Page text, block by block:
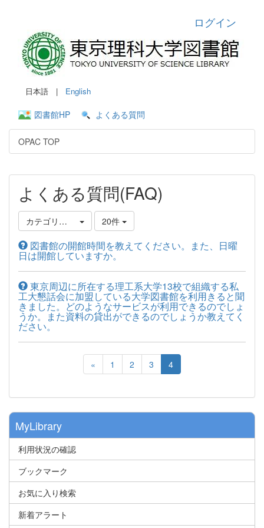
ログイン
日本語 | English
図書館HP よくある質問
OPAC TOP
よくある質問(FAQ)
カテゴリ選択 20件
図書館の開館時間を教えてください。また、日曜
日は開館していますか。
東京周辺に所在する理工系大学13校で組織する私
工大懇話会に加盟している大学図書館を利用きると聞
きました。どのようなサービスが利用できるのでしょ
うか。また資料の貸出ができるのでしょうか教えてく
ださい。
« 1 2 3 4
MyLibrary
利用状況の確認
ブックマーク
お気に入り検索
新着アラート